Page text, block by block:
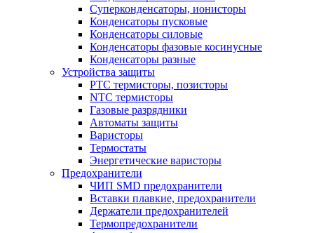
Суперконденсаторы, ионисторы
Конденсаторы пусковые
Конденсаторы силовые
Конденсаторы фазовые косинусные
Конденсаторы разные
Устройства защиты
PTC термисторы, позисторы
NTC термисторы
Газовые разрядники
Автоматы защиты
Варисторы
Термостаты
Энергетические варисторы
Предохранители
ЧИП SMD предохранители
Вставки плавкие, предохранители
Держатели предохранителей
Термопредохранители